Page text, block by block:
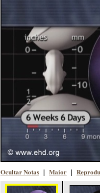
Ocultar Notas | Maior |